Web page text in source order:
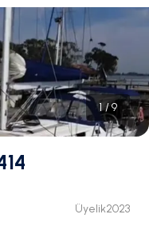
1/9
Üyelik2023